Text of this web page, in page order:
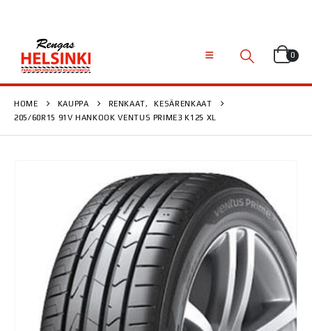
0
HOME KAUPPA RENKAAT,
KESÄRENKAAT
205/60R15 91V HANKOOK VENTUS PRIME3 K125 XL